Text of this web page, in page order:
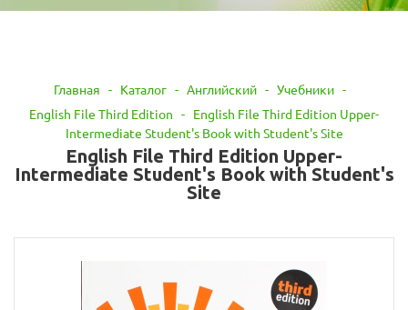
Главная - Каталог - Английский - Учебники -
English File Third Edition - English File Third Edition Upper-
Intermediate Student's Book with Student's Site
English File Third Edition Upper-
Intermediate Student's Book with Student's
Site